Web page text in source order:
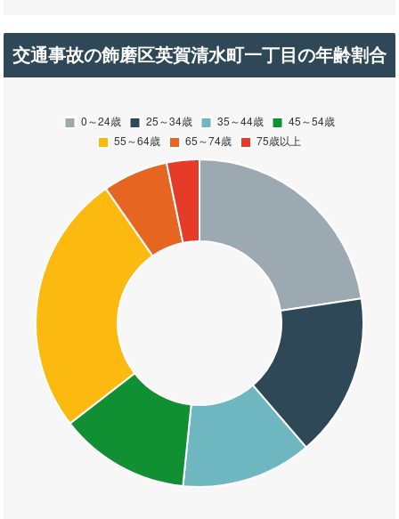
交通事故の飾磨区英賀清水町一丁目の年齢割合